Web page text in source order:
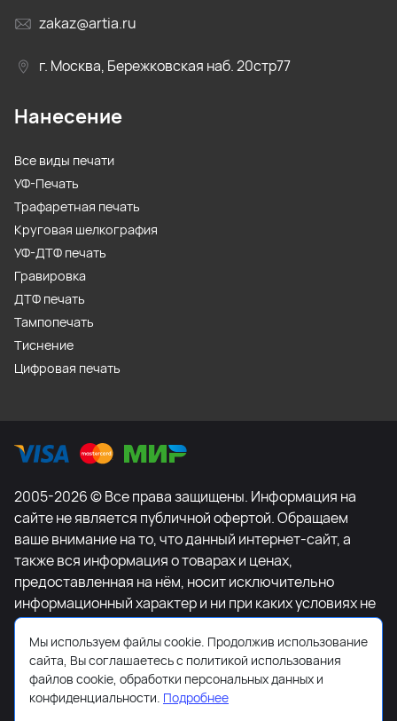
zakaz@artia.ru
г. Москва, Бережковская наб. 20стр77
Нанесение
Все виды печати
УФ-Печать
Трафаретная печать
Круговая шелкография
УФ-ДТФ печать
Гравировка
ДТФ печать
Тампопечать
Тиснение
Цифровая печать
2005-2026 © Все права защищены. Информация на
сайте не является публичной офертой. Обращаем
ваше внимание на то, что данный интернет-сайт, а
также вся информация о товарах и ценах,
предоставленная на нём, носит исключительно
информационный характер и ни при каких условиях не
является публичной офертой, определяемой
положениями Статьи 437 Гражданского кодекса
Российской Федерации. Для получения подробной
информации о наличии и стоимости указанных
товаров и (или) услуг, пожалуйста, обращайтесь к
Мы используем файлы cookie. Продолжив использование
сайта, Вы соглашаетесь с политикой использования
файлов cookie, обработки персональных данных и
конфиденциальности. Подробнее